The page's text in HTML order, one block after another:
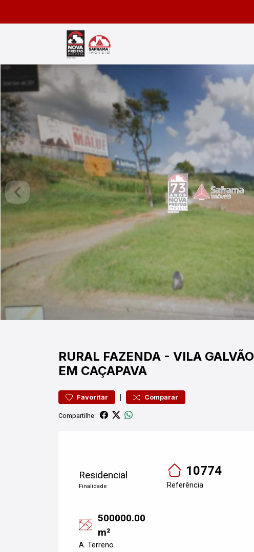
RURAL FAZENDA - VILA GALVÃO
EM CAÇAPAVA
Favoritar | Comparar
Compartilhe:
Residencial
Finalidade
10774
Referência
500000.00
m²
A. Terreno